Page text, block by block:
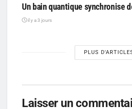
Un bain quantique synchronise
il y a 3 jours
PLUS
Laisser un